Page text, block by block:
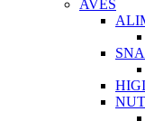
AVES